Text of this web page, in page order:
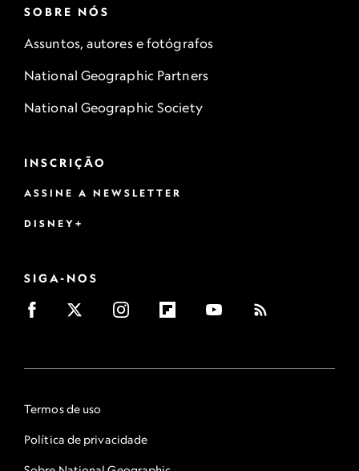
SOBRE NÓS
Assuntos, autores e fotógrafos
National Geographic Partners
National Geographic Society
INSCRIÇÃO
ASSINE A NEWSLETTER
DISNEY+
SIGA-NOS
Termos de uso
Política de privacidade